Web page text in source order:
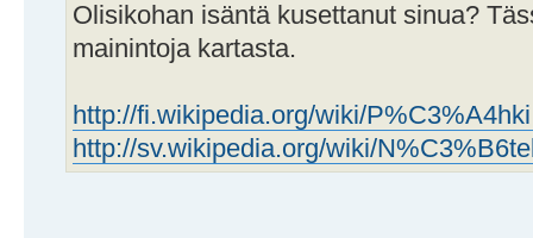
Olisikohan isäntä kusettanut sinua?
mainintoja kartasta.
http://fi.wikipedia.org/wiki/
http://sv.wikipedia.org/wiki/